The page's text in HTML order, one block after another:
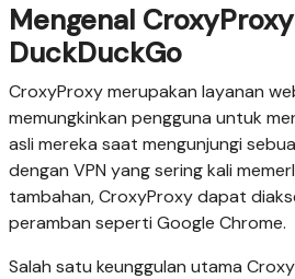
Mengenal
DuckDuckGo
CroxyProxy merupakan layanan
memungkinkan pengguna untuk
asli mereka saat mengunjungi
dengan VPN yang sering kali
tambahan, CroxyProxy dapat
peramban seperti Google Chrome.
Salah satu keunggulan utama